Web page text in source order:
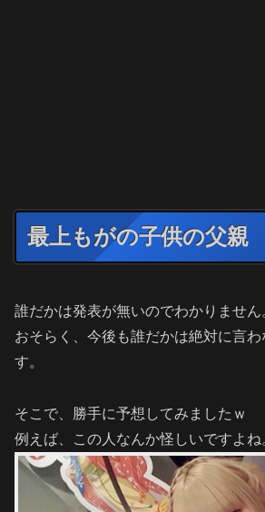
最上もがの子供の父親
誰だかは発表が無いのでわかりません
おそらく、今後も誰だかは絶対に言わ
す。
そこで、勝手に予想してみましたｗ
例えば、この人なんか怪しいですよね